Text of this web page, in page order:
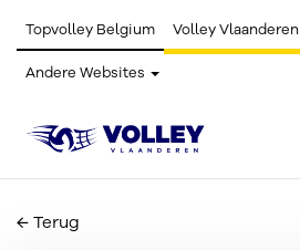
Topvolley Belgium Volley Vlaanderen
Andere Websites
← Terug